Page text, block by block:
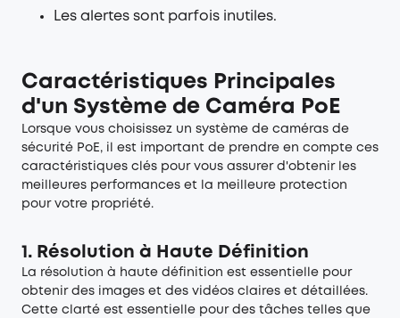
Les alertes sont parfois inutiles.
Caractéristiques Principales
d'un Système de Caméra PoE
Lorsque vous choisissez un système de caméras de
sécurité PoE, il est important de prendre en compte ces
caractéristiques clés pour vous assurer d'obtenir les
meilleures performances et la meilleure protection
pour votre propriété.
1. Résolution à Haute Définition
La résolution à haute définition est essentielle pour
obtenir des images et des vidéos claires et détaillées.
Cette clarté est essentielle pour des tâches telles que